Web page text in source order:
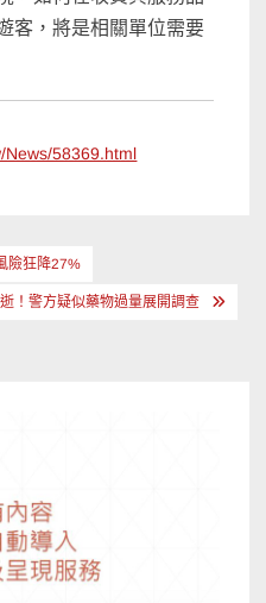
客，將是相關單位需要
News/58369.html
險狂降27%
！警方疑似藥物過量展開調查